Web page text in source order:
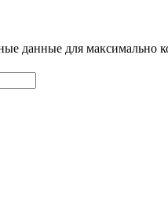
данные для максимально